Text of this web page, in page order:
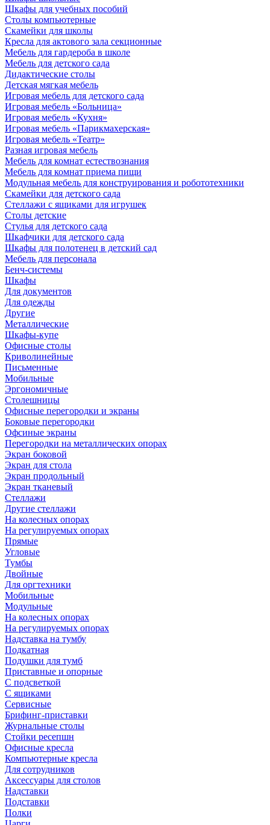
Шкафы для учебных пособий
Столы компьютерные
Скамейки для школы
Кресла для актового зала секционные
Мебель для гардероба в школе
Мебель для детского сада
Дидактические столы
Детская мягкая мебель
Игровая мебель для детского сада
Игровая мебель «Больница»
Игровая мебель «Кухня»
Игровая мебель «Парикмахерская»
Игровая мебель «Театр»
Разная игровая мебель
Мебель для комнат естествознания
Мебель для комнат приема пищи
Модульная мебель для конструирования и робототехники
Скамейки для детского сада
Стеллажи с ящиками для игрушек
Столы детские
Стулья для детского сада
Шкафчики для детского сада
Шкафы для полотенец в детский сад
Мебель для персонала
Бенч-системы
Шкафы
Для документов
Для одежды
Другие
Металлические
Шкафы-купе
Офисные столы
Криволинейные
Письменные
Мобильные
Эргономичные
Столешницы
Офисные перегородки и экраны
Боковые перегородки
Офсиные экраны
Перегородки на металлических опорах
Экран боковой
Экран для стола
Экран продольный
Экран тканевый
Стеллажи
Другие стеллажи
На колесных опорах
На регулируемых опорах
Прямые
Угловые
Тумбы
Двойные
Для оргтехники
Мобильные
Модульные
На колесных опорах
На регулируемых опорах
Надставка на тумбу
Подкатная
Подушки для тумб
Приставные и опорные
С подсветкой
С ящиками
Сервисные
Брифинг-приставки
Журнальные столы
Стойки ресепшн
Офисные кресла
Компьютерные кресла
Для сотрудников
Аксессуары для столов
Надставки
Подставки
Полки